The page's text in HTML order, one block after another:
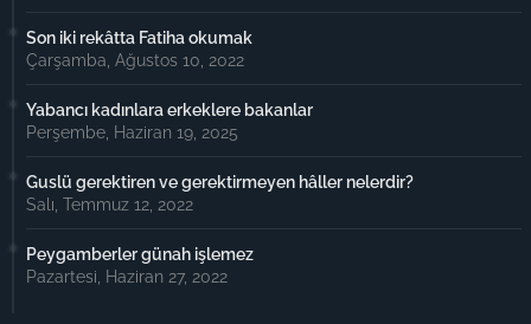
Son iki rekâtta Fatiha okumak
Çarşamba, Ağustos 10, 2022
Yabancı kadınlara erkeklere bakanlar
Perşembe, Haziran 19, 2025
Guslü gerektiren ve gerektirmeyen hâller nelerdir?
Salı, Temmuz 12, 2022
Peygamberler günah işlemez
Pazartesi, Haziran 27, 2022